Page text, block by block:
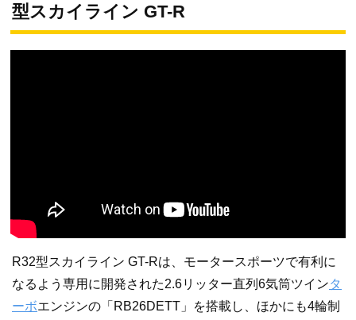
型スカイライン GT-R
R32型スカイライン GT-Rは、モータースポーツで有利に
なるよう専用に開発された2.6リッター直列6気筒ツインタ
ーボエンジンの「RB26DETT」を搭載し、ほかにも4輪制